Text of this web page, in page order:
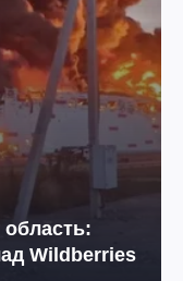
Wildberries